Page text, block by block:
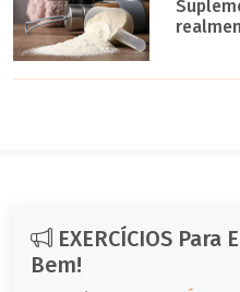
EXERCÍCIOS
Bem!